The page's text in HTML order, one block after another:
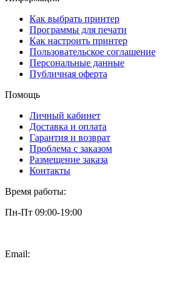
Как выбрать принтер
Программы для печати
Как настроить принтер
Пользовательское соглашение
Персональные данные
Публичная оферта
Помощь
Личный кабинет
Доставка и оплата
Гарантия и возврат
Проблема с заказом
Размещение заказа
Контакты
Время работы:
Пн-Пт 09:00-19:00
Email: